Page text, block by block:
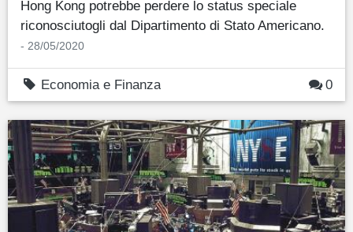
Hong Kong potrebbe perdere lo status speciale
riconosciutogli dal Dipartimento di Stato Americano.
- 28/05/2020
Economia e Finanza 0